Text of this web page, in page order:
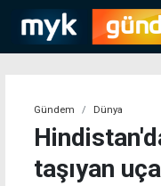
Gündem Dünya
taşıyan